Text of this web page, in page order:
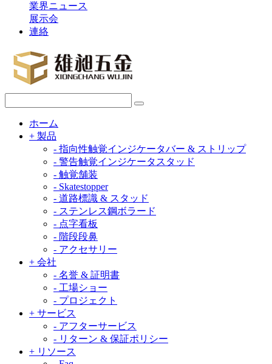
業界ニュース
展示会
連絡
ホーム
+ 製品
- 指向性触覚インジケータバー & ストリップ
- 警告触覚インジケータスタッド
- 触覚舗装
- Skatestopper
- 道路標識 & スタッド
- ステンレス鋼ボラード
- 点字看板
- 階段段鼻
- アクセサリー
+ 会社
- 名誉 & 証明書
- 工場ショー
- プロジェクト
+ サービス
- アフターサービス
- リターン & 保証ポリシー
+ リソース